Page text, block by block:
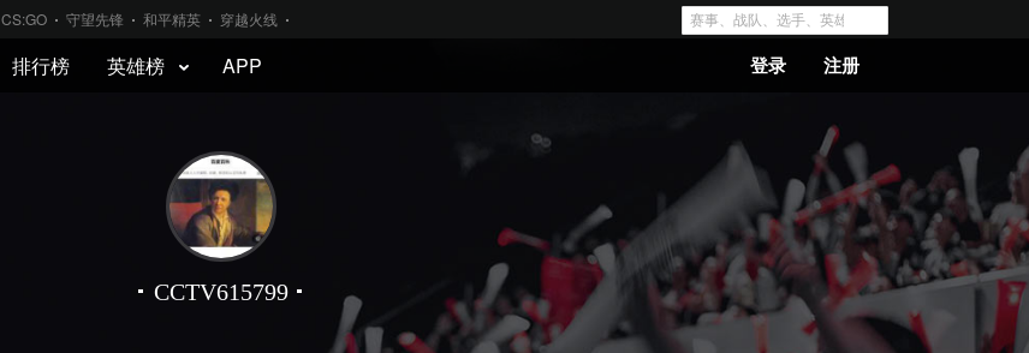
CS:GO 守望先锋 和平精英 穿越火线
排行榜 英雄榜 APP 登录 注册
CCTV615799